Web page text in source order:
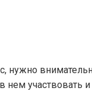
нужно
участвовать и